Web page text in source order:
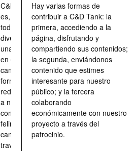
C&D Tank
es, ante
todo, un
divertimento,
una parada
en el
camino, una
forma de
redescubrir
a nuestros
compañeros
felinos y
caninos a
través de los
Hay varias formas de
contribuir a C&D Tank: la
primera, accediendo a la
página, disfrutando y
compartiendo sus contenidos;
la segunda, enviándonos
contenido que estimes
interesante para nuestro
público; y la tercera
colaborando
económicamente con nuestro
proyecto a través del
patrocinio.